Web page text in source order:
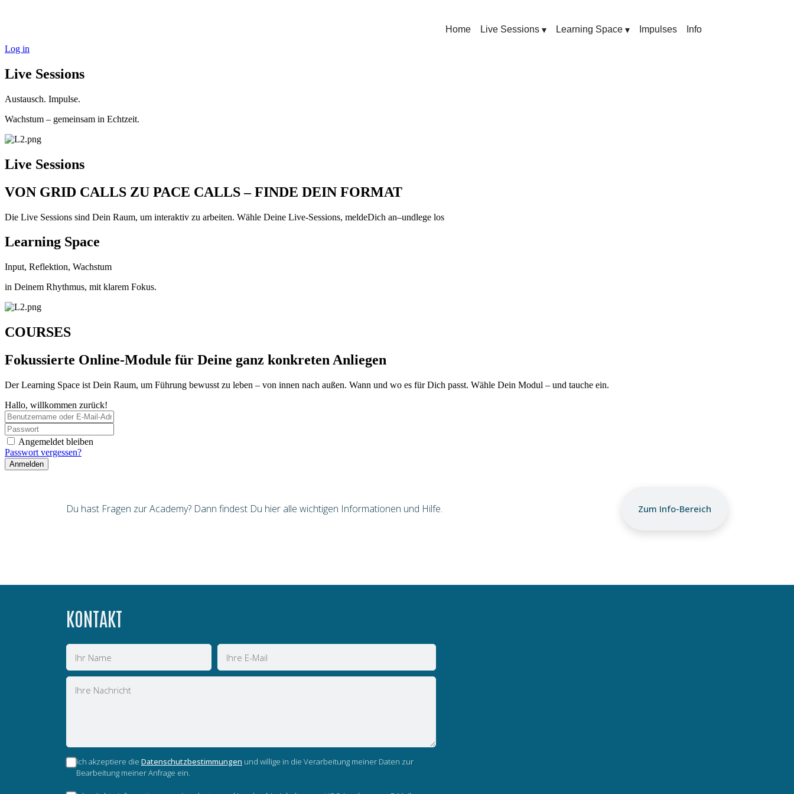
Home Live Sessions ▾ Learning Space ▾ Impulses
Info
Log in
Live Sessions
Austausch. Impulse.
Wachstum – gemeinsam in Echtzeit.
Live Sessions
VON GRID CALLS ZU PACE CALLS – FINDE DEIN FORMAT
Die Live Sessions sind Dein Raum, um interaktiv zu arbeiten. Wähle Deine Live-Sessions, meldeDich an–undlege los
Learning Space
Input, Reflektion, Wachstum
in Deinem Rhythmus, mit klarem Fokus.
COURSES
Fokussierte Online-Module für Deine ganz konkreten Anliegen
Der Learning Space ist Dein Raum, um Führung bewusst zu leben – von innen nach außen. Wann und wo es für Dich passt. Wähle Dein Modul – und tauche ein.
Hallo, willkommen zurück!
Angemeldet bleiben
Passwort vergessen?
Anmelden
Du hast Fragen zur Academy? Dann findest Du hier alle wichtigen Informationen und Hilfe. Zum Info-Bereich
KONTAKT
Name
E-
Mail
Nachricht
Ich akzeptiere die Datenschutzbestimmungen und willige in die Verarbeitung meiner Daten zur
Bearbeitung meiner Anfrage ein.